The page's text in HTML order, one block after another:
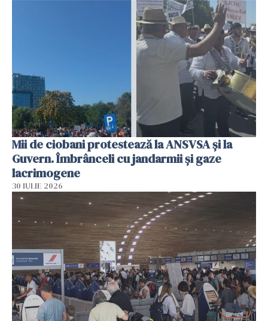
Mii de ciobani protestează la ANSVSA și la
Guvern. Îmbrânceli cu jandarmii și gaze
lacrimogene
30 IULIE 2026